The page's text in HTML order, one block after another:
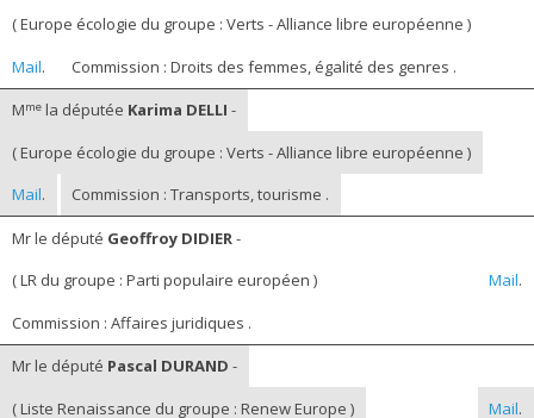
( Europe écologie du groupe : Verts - Alliance libre européenne )
Mail. Commission : Droits des femmes, égalité des genres .
Mmela députée Karima DELLI -
( Europe écologie du groupe : Verts - Alliance libre européenne )
Mail. Commission : Transports, tourisme .
Mr le député Geoffroy DIDIER-
( LR du groupe : Parti populaire européen )
Mail.
Commission : Affaires juridiques .
Mr le député Pascal DURAND -
( Liste Renaissance du groupe : Renew Europe )
Mail.